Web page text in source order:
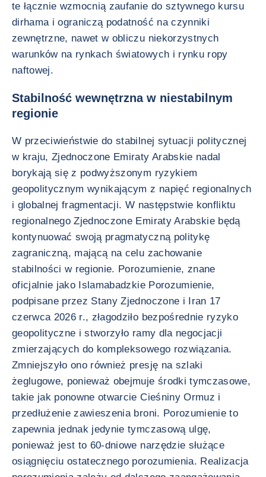
te łącznie wzmocnią zaufanie do sztywnego kursu
dirhama i ograniczą podatność na czynniki
zewnętrzne, nawet w obliczu niekorzystnych
warunków na rynkach światowych i rynku ropy
naftowej.
Stabilność wewnętrzna w niestabilnym
regionie
W przeciwieństwie do stabilnej sytuacji politycznej
w kraju, Zjednoczone Emiraty Arabskie nadal
borykają się z podwyższonym ryzykiem
geopolitycznym wynikającym z napięć regionalnych
i globalnej fragmentacji. W następstwie konfliktu
regionalnego Zjednoczone Emiraty Arabskie będą
kontynuować swoją pragmatyczną politykę
zagraniczną, mającą na celu zachowanie
stabilności w regionie. Porozumienie, znane
oficjalnie jako Islamabadzkie Porozumienie,
podpisane przez Stany Zjednoczone i Iran 17
czerwca 2026 r., złagodziło bezpośrednie ryzyko
geopolityczne i stworzyło ramy dla negocjacji
zmierzających do kompleksowego rozwiązania.
Zmniejszyło ono również presję na szlaki
żeglugowe, ponieważ obejmuje środki tymczasowe,
takie jak ponowne otwarcie Cieśniny Ormuz i
przedłużenie zawieszenia broni. Porozumienie to
zapewnia jednak jedynie tymczasową ulgę,
ponieważ jest to 60-dniowe narzędzie służące
osiągnięciu ostatecznego porozumienia. Realizacja